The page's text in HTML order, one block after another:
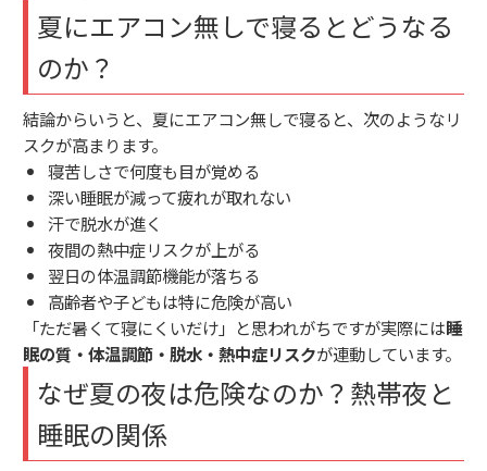
夏にエアコン無しで寝るとどうなる
のか？
結論からいうと、夏にエアコン無しで寝ると、次のようなリ
スクが高まります。
寝苦しさで何度も目が覚める
深い睡眠が減って疲れが取れない
汗で脱水が進く
夜間の熱中症リスクが上がる
翌日の体温調節機能が落ちる
高齢者や子どもは特に危険が高い
「ただ暑くて寝にくいだけ」と思われがちですが実際には睡
眠の質・体温調節・脱水・熱中症リスクが連動しています。
なぜ夏の夜は危険なのか？熱帯夜と
睡眠の関係